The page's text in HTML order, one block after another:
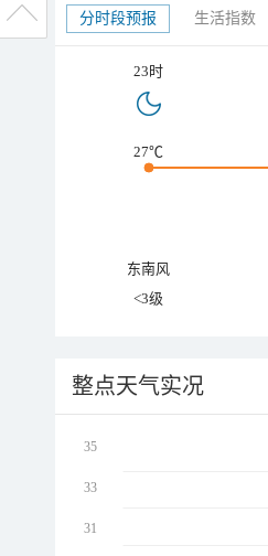
分时段预报 生活指数
23时
27℃
东南风
<3级
整点天气实况
35
33
31